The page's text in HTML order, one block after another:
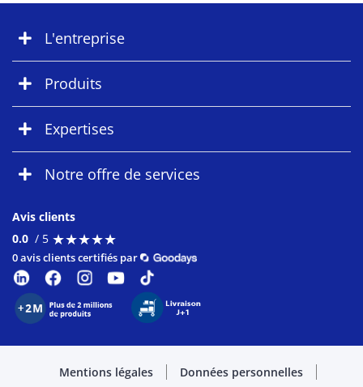
L'entreprise
Produits
Expertises
Notre offre de services
Avis clients
0.0 / 5 ★★★★★
★★★★★
0 avis clients certifiés par
Mentions légales Données personnelles